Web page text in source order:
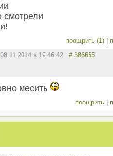
смотрели
поощрить (1)
08.11.2014 в 19:46:42 # 386655
месить
поощрить